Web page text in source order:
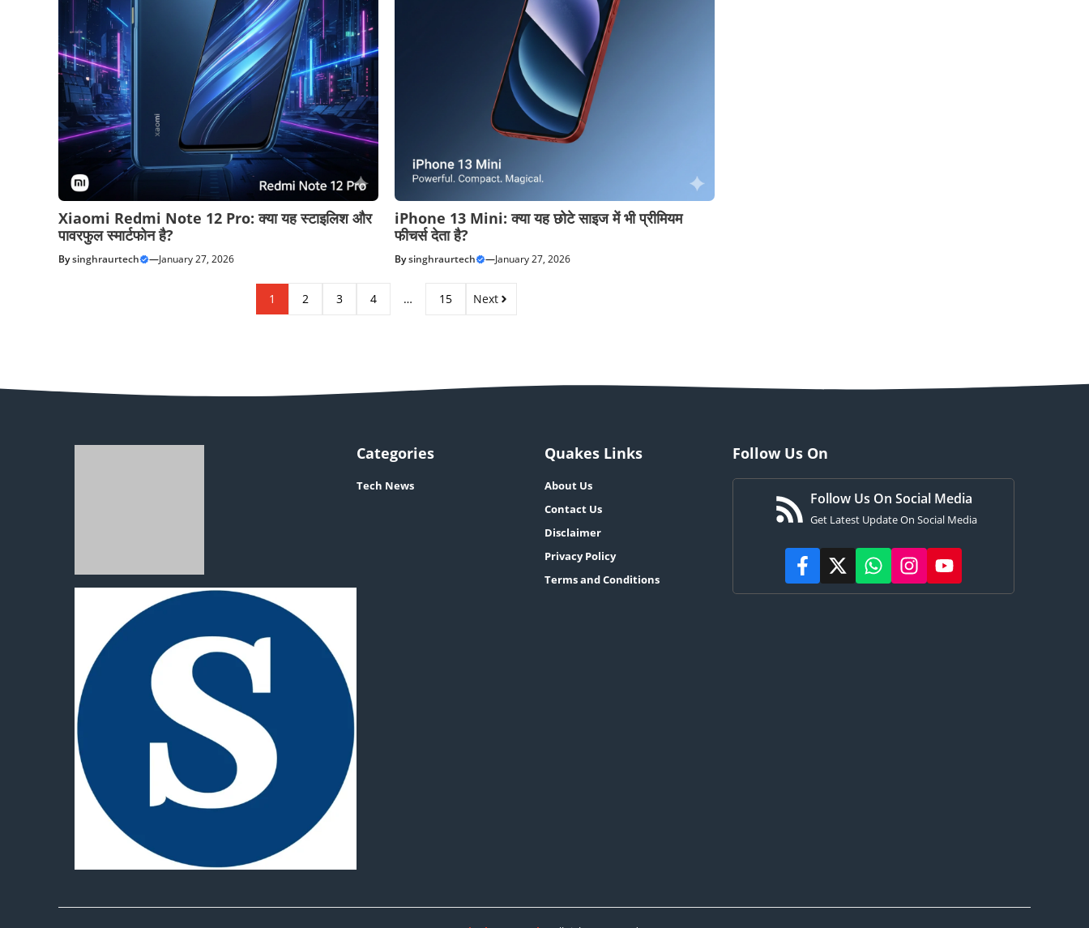
Xiaomi Redmi Note 12 Pro: क्या यह स्टाइलिश और
पावरफुल स्मार्टफोन है?
Bysinghraurtech —January 27, 2026
iPhone 13 Mini: क्या यह छोटे साइज में भी प्रीमियम
फीचर्स देता है?
Bysinghraurtech —January 27, 2026
1 2 3 4 … 15 Next
Categories
Tech News
Quakes Links
About Us
Contact Us
Disclaimer
Privacy Policy
Terms and Conditions
Follow Us On
Follow Us On Social Media
Get Latest Update On Social Media